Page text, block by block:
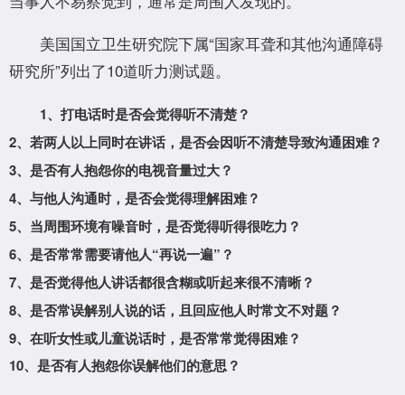
美国国立卫生研究院下属“国家耳聋和其他沟通障碍
研究所”列出了10道听力测试题。
1、打电话时是否会觉得听不清楚？
2、若两人以上同时在讲话，是否会因听不清楚导致沟通困难？
3、是否有人抱怨你的电视音量过大？
4、与他人沟通时，是否会觉得理解困难？
5、当周围环境有噪音时，是否觉得听得很吃力？
6、是否常常需要请他人“再说一遍”？
7、是否觉得他人讲话都很含糊或听起来很不清晰？
8、是否常误解别人说的话，且回应他人时常文不对题？
9、在听女性或儿童说话时，是否常常觉得困难？
10、是否有人抱怨你误解他们的意思？